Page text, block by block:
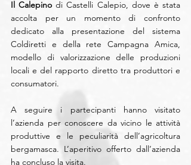
Il Calepino di Castelli Calepio, dove è stata
accolta per un momento di confronto
dedicato alla presentazione del sistema
Coldiretti e della rete Campagna Amica,
modello di valorizzazione delle produzioni
locali e del rapporto diretto tra produttori e
consumatori.
A seguire i partecipanti hanno visitato
l’azienda per conoscere da vicino le attività
produttive e le peculiarità dell’agricoltura
bergamasca. L’aperitivo offerto dall’azienda
ha concluso la visita.